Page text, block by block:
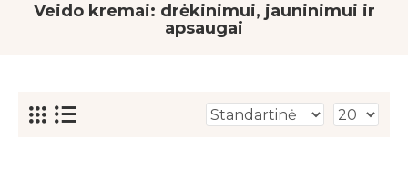
Veido kremai: drėkinimui, jauninimui ir
apsaugai